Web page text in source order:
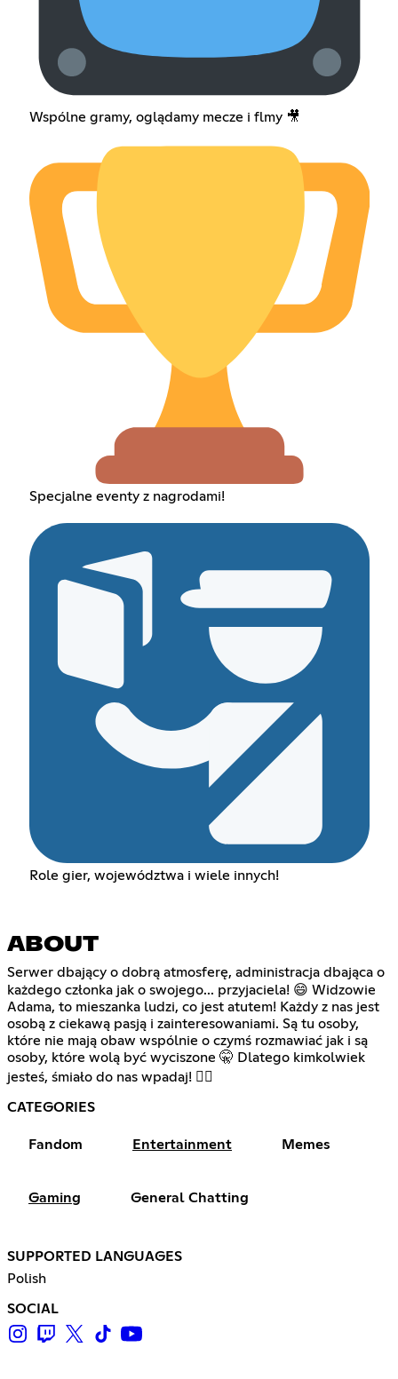
Wspólne gramy, oglądamy mecze i flmy 🎥
Specjalne eventy z nagrodami!
Role gier, województwa i wiele innych!
ABOUT
Serwer dbający o dobrą atmosferę, administracja dbająca o
każdego członka jak o swojego... przyjaciela! 😄 Widzowie
Adama, to mieszanka ludzi, co jest atutem! Każdy z nas jest
osobą z ciekawą pasją i zainteresowaniami. Są tu osoby,
które nie mają obaw wspólnie o czymś rozmawiać jak i są
osoby, które wolą być wyciszone 🤫 Dlatego kimkolwiek
jesteś, śmiało do nas wpadaj! ✌🏻
CATEGORIES
Fandom Entertainment Memes
Gaming General Chatting
SUPPORTED LANGUAGES
Polish
SOCIAL